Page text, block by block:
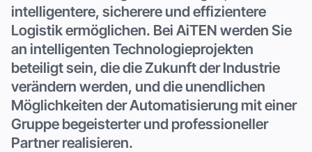
intelligentere, sicherere und effizientere
Logistik ermöglichen. Bei AiTEN werden Sie
an intelligenten Technologieprojekten
beteiligt sein, die die Zukunft der Industrie
verändern werden, und die unendlichen
Möglichkeiten der Automatisierung mit einer
Gruppe begeisterter und professioneller
Partner realisieren.